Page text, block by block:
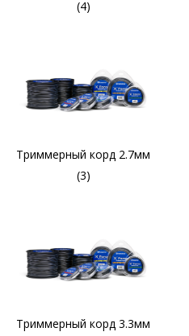
(4)
Триммерный корд 2.7мм
(3)
Триммерный корд 3.3мм